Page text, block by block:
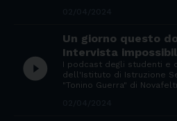
play_circle_filled
Un giorno questo
Intervista
I podcast degli studenti e
dell'Istituto di Istruzione
"Tonino Guerra" di